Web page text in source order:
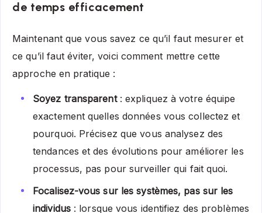
de temps efficacement
Maintenant que vous savez ce qu’il faut mesurer et
ce qu’il faut éviter, voici comment mettre cette
approche en pratique :
Soyez transparent: expliquez à votre équipe
exactement quelles données vous collectez et
pourquoi. Précisez que vous analysez des
tendances et des évolutions pour améliorer les
processus, pas pour surveiller qui fait quoi.
Focalisez-vous sur les systèmes, pas sur les
individus: lorsque vous identifiez des problèmes